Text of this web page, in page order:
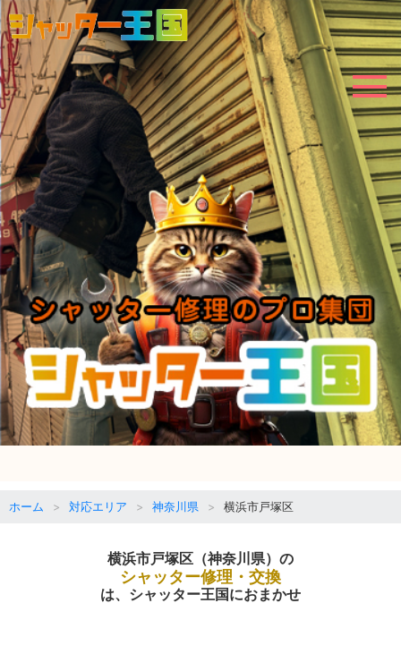
ホーム 対応エリア 神奈川県 横浜市戸塚区
横浜市戸塚区（神奈川県）の
シャッター修理・交換
は、シャッター王国におまかせ